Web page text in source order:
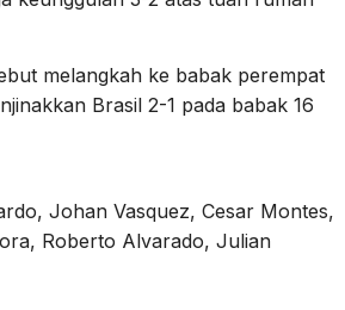
melangkah ke babak perempat
Brasil 2-1 pada babak 16
Johan Vasquez, Cesar Montes,
Roberto Alvarado, Julian